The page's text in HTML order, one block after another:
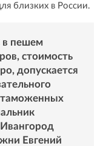
близких в России.
в пешем
стоимость
допускается
таможенных
Евгений